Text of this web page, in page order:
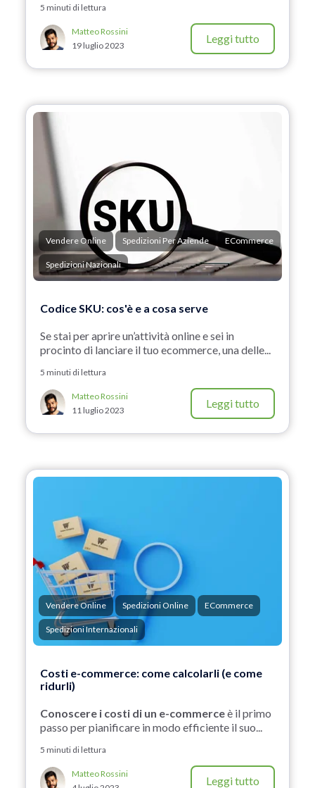
5 minuti di lettura
Matteo Rossini
19 luglio 2023
Leggi tutto
Vendere Online Spedizioni Per Aziende ECommerce
Spedizioni Nazionali
Codice SKU: cos'è e a cosa serve
Se stai per aprire un’attività online e sei in
procinto di lanciare il tuo ecommerce, una delle...
5 minuti di lettura
Matteo Rossini
11 luglio 2023
Leggi tutto
Vendere Online Spedizioni Online ECommerce
Spedizioni Internazionali
Costi e-commerce: come calcolarli (e come
ridurli)
Conoscere i costi di un e-commerceè il primo
passo per pianificare in modo efficiente il suo...
5 minuti di lettura
Matteo Rossini
Leggi tutto